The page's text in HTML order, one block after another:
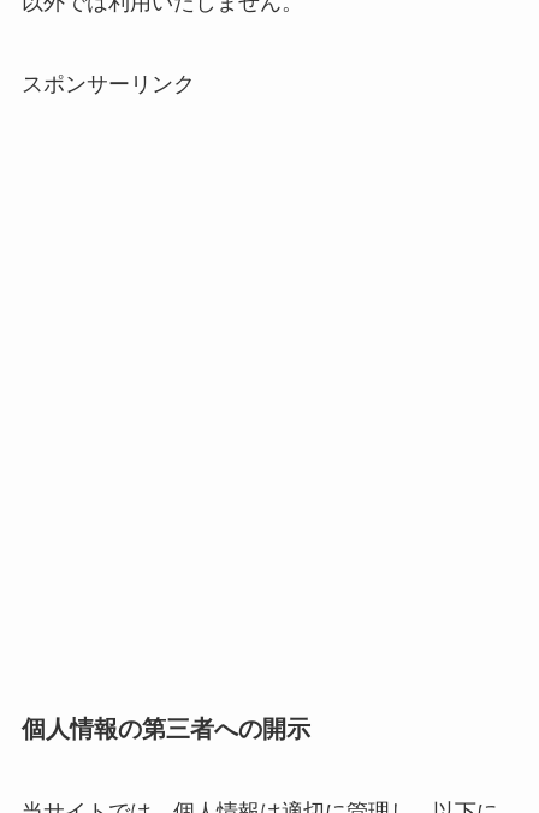
スポンサーリンク
個人情報の第三者への開示